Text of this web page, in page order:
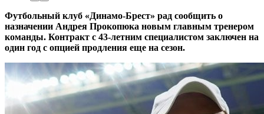
Футбольный клуб «Динамо-Брест» рад сообщить о
назначении Андрея Прокопюка новым главным тренером
команды. Контракт с 43-летним специалистом заключен на
один год с опцией продления еще на сезон.